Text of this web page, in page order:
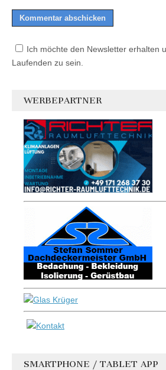
Ich möchte den Newsletter erhalten
Laufenden zu sein.
WERBEPARTNER
SMARTPHONE / TABLET APP